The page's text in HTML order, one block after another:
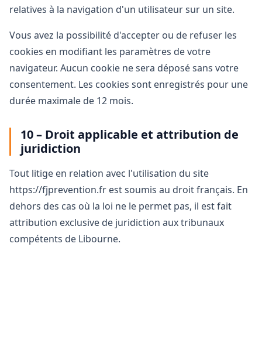
relatives à la navigation d'un utilisateur sur un site.
Vous avez la possibilité d'accepter ou de refuser les
cookies en modifiant les paramètres de votre
navigateur. Aucun cookie ne sera déposé sans votre
consentement. Les cookies sont enregistrés pour une
durée maximale de 12 mois.
10 – Droit applicable et attribution de
juridiction
Tout litige en relation avec l'utilisation du site
https://fjprevention.fr est soumis au droit français. En
dehors des cas où la loi ne le permet pas, il est fait
attribution exclusive de juridiction aux tribunaux
compétents de Libourne.